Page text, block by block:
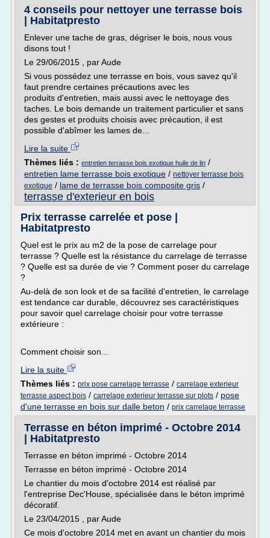
4 conseils pour nettoyer une terrasse bois
| Habitatpresto
Enlever une tache de gras, dégriser le bois, nous vous
disons tout !
Le 29/06/2015 , par Aude
Si vous possédez une terrasse en bois, vous savez qu'il
faut prendre certaines précautions avec les
produits d'entretien, mais aussi avec le nettoyage des
taches. Le bois demande un traitement particulier et sans
des gestes et produits choisis avec précaution, il est
possible d'abîmer les lames de...
Lire la suite
Thèmes liés : entretien terrasse bois exotique huile de lin /
entretien lame terrasse bois exotique / nettoyer terrasse bois
exotique / lame de terrasse bois composite gris /
terrasse d'exterieur en bois
Prix terrasse carrelée et pose |
Habitatpresto
Quel est le prix au m2 de la pose de carrelage pour
terrasse ? Quelle est la résistance du carrelage de terrasse
? Quelle est sa durée de vie ? Comment poser du carrelage
?
Au-delà de son look et de sa facilité d'entretien, le carrelage
est tendance car durable, découvrez ses caractéristiques
pour savoir quel carrelage choisir pour votre terrasse
extérieure :
Comment choisir son...
Lire la suite
Thèmes liés : prix pose carrelage terrasse / carrelage exterieur
terrasse aspect bois / carrelage exterieur terrasse sur plots / pose
d'une terrasse en bois sur dalle beton / prix carrelage terrasse
Terrasse en béton imprimé - Octobre 2014
| Habitatpresto
Terrasse en béton imprimé - Octobre 2014
Terrasse en béton imprimé - Octobre 2014
Le chantier du mois d'octobre 2014 est réalisé par
l'entreprise Dec'House, spécialisée dans le béton imprimé
décoratif.
Le 23/04/2015 , par Aude
Ce mois d'octobre 2014 met en avant un chantier du mois